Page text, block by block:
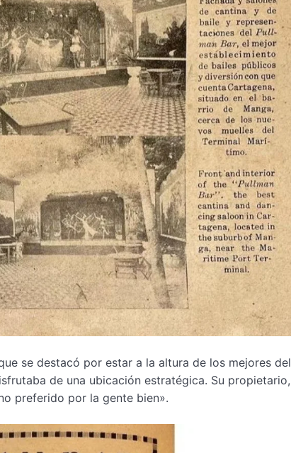
se destacó por estar a la altura de los mejores del
de una ubicación estratégica. Su propietario,
preferido por la gente bien».